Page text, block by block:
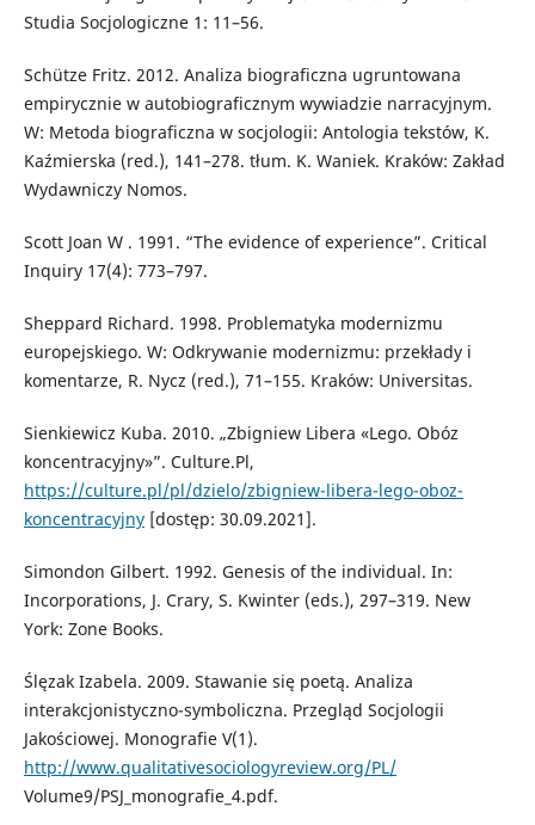
Studia Socjologiczne 1: 11–56.
Schütze Fritz. 2012. Analiza biograficzna ugruntowana
empirycznie w autobiograficznym wywiadzie narracyjnym.
W: Metoda biograficzna w socjologii: Antologia tekstów, K.
Kaźmierska (red.), 141–278. tłum. K. Waniek. Kraków: Zakład
Wydawniczy Nomos.
Scott Joan W . 1991. “The evidence of experience”. Critical
Inquiry 17(4): 773–797.
Sheppard Richard. 1998. Problematyka modernizmu
europejskiego. W: Odkrywanie modernizmu: przekłady i
komentarze, R. Nycz (red.), 71–155. Kraków: Universitas.
Sienkiewicz Kuba. 2010. „Zbigniew Libera «Lego. Obóz
koncentracyjny»”. Culture.Pl,
https://culture.pl/pl/dzielo/zbigniew-libera-lego-oboz-
koncentracyjny[dostęp: 30.09.2021].
Simondon Gilbert. 1992. Genesis of the individual. In:
Incorporations, J. Crary, S. Kwinter (eds.), 297–319. New
York: Zone Books.
Ślęzak Izabela. 2009. Stawanie się poetą. Analiza
interakcjonistyczno-symboliczna. Przegląd Socjologii
Jakościowej. Monografie V(1).
http://www.qualitativesociologyreview.org/PL/
Volume9/PSJ_monografie_4.pdf.